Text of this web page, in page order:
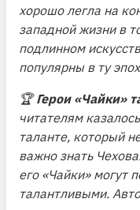
хорошо легла на
западной жизни в
подлинном
популярны в ту
🏆Герои «Чайки»
читателям
таланте, который
важно знать
его «Чайки» могут
талантливыми.